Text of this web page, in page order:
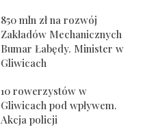
850 mln zł na rozwój
Zakładów Mechanicznych
Bumar Łabędy. Minister w
Gliwicach
10 rowerzystów w
Gliwicach pod wpływem.
Akcja policji